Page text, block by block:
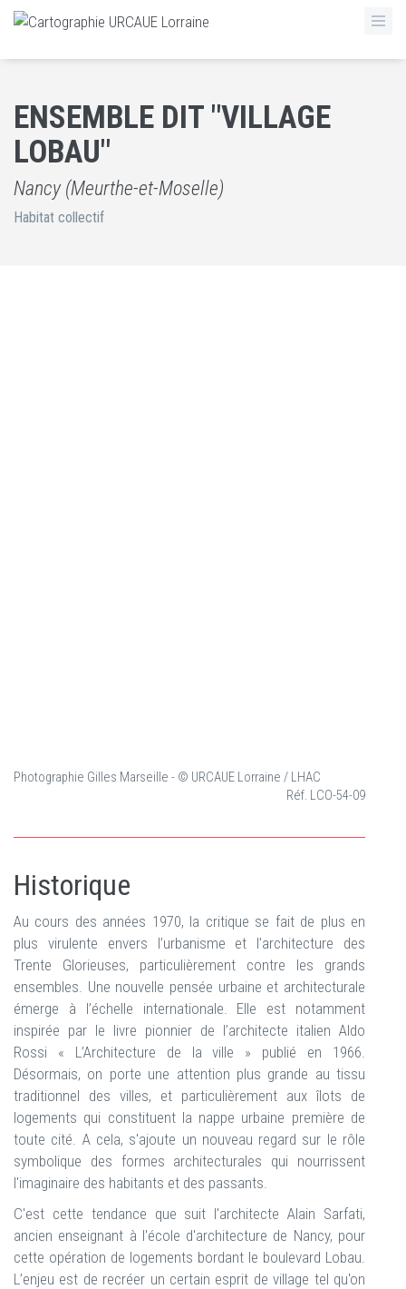
ENSEMBLE DIT "VILLAGE
LOBAU"
Nancy (Meurthe-et-Moselle)
Habitat collectif
Photographie Gilles Marseille - © URCAUE Lorraine / LHAC
Réf. LCO-54-09
Historique
Au cours des années 1970, la critique se fait de plus en
plus virulente envers l’urbanisme et l’architecture des
Trente Glorieuses, particulièrement contre les grands
ensembles. Une nouvelle pensée urbaine et architecturale
émerge à l’échelle internationale. Elle est notamment
inspirée par le livre pionnier de l’architecte italien Aldo
Rossi « L’Architecture de la ville » publié en 1966.
Désormais, on porte une attention plus grande au tissu
traditionnel des villes, et particulièrement aux îlots de
logements qui constituent la nappe urbaine première de
toute cité. A cela, s'ajoute un nouveau regard sur le rôle
symbolique des formes architecturales qui nourrissent
l'imaginaire des habitants et des passants.
C'est cette tendance que suit l'architecte Alain Sarfati,
ancien enseignant à l'école d'architecture de Nancy, pour
cette opération de logements bordant le boulevard Lobau.
L’enjeu est de recréer un certain esprit de village tel qu'on